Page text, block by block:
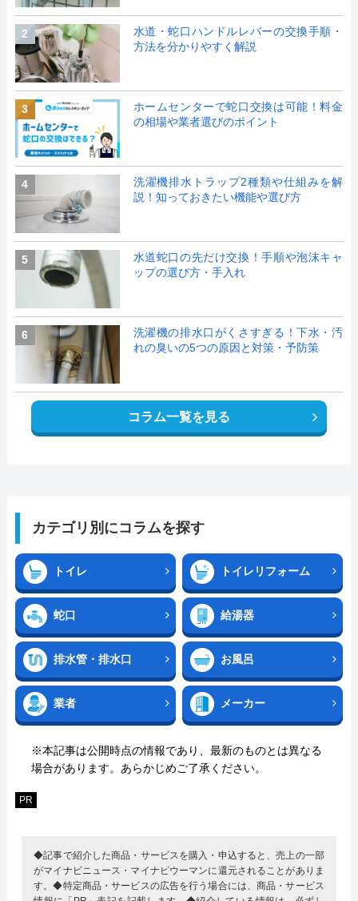
2
水道・蛇口ハンドルレバーの交換手順・
方法を分かりやすく解説
3
ホームセンターで蛇口交換は可能！料金
の相場や業者選びのポイント
4
洗濯機排水トラップ2種類や仕組みを解
説！知っておきたい機能や選び方
5
水道蛇口の先だけ交換！手順や泡沫キャ
ップの選び方・手入れ
6
洗濯機の排水口がくさすぎる！下水・汚
れの臭いの5つの原因と対策・予防策
コラム一覧を見る
カテゴリ別にコラムを探す
トイレ トイレリフォーム
蛇口 給湯器
排水管・排水口 お風呂
業者 メーカー
※本記事は公開時点の情報であり、最新のものとは異なる
場合があります。あらかじめご了承ください。
PR
◆記事で紹介した商品・サービスを購入・申込すると、売上の一部
がマイナビニュース・マイナビウーマンに還元されることがありま
す。◆特定商品・サービスの広告を行う場合には、商品・サービス